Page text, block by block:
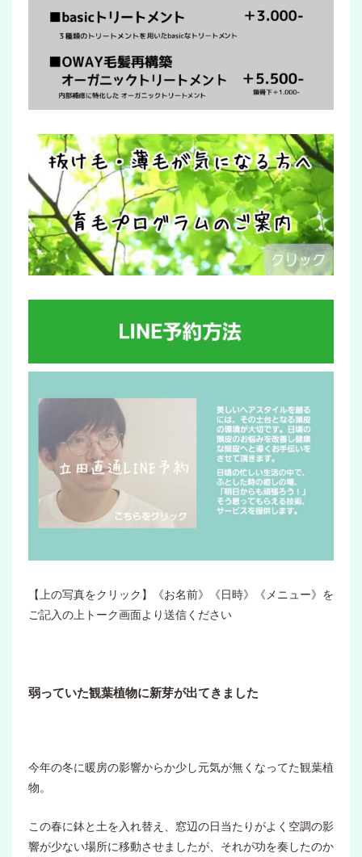
【上の写真をクリック】《お名前》《日時》《メニュー》を
ご記入の上トーク画面より送信ください
弱っていた観葉植物に新芽が出てきました
今年の冬に暖房の影響からか少し元気が無くなってた観葉植
物。
この春に鉢と土を入れ替え、窓辺の日当たりがよく空調の影
響が少ない場所に移動させましたが、それが功を奏したのか